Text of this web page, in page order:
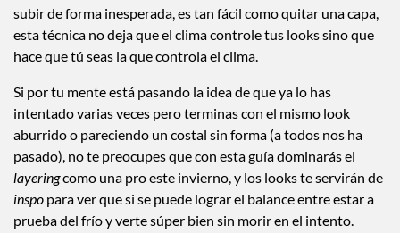
subir de forma inesperada, es tan fácil como quitar una capa,
esta técnica no deja que el clima controle tus looks sino que
hace que tú seas la que controla el clima.
Si por tu mente está pasando la idea de que ya lo has
intentado varias veces pero terminas con el mismo look
aburrido o pareciendo un costal sin forma (a todos nos ha
pasado), no te preocupes que con esta guía dominarás el
layeringcomo una pro este invierno, y los looks te servirán de
inspo para ver que si se puede lograr el balance entre estar a
prueba del frío y verte súper bien sin morir en el intento.